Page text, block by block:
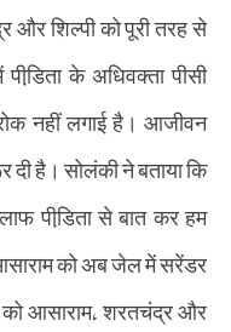
शिल्पी को पूरी तरह से
के अधिवक्ता पीसी
नहीं लगाई है। आजीवन
है। सोलंकी ने बताया कि
पीडि़ता से बात कर हम
को अब जेल में सरेंडर
आसाराम, शरतचंद्र और